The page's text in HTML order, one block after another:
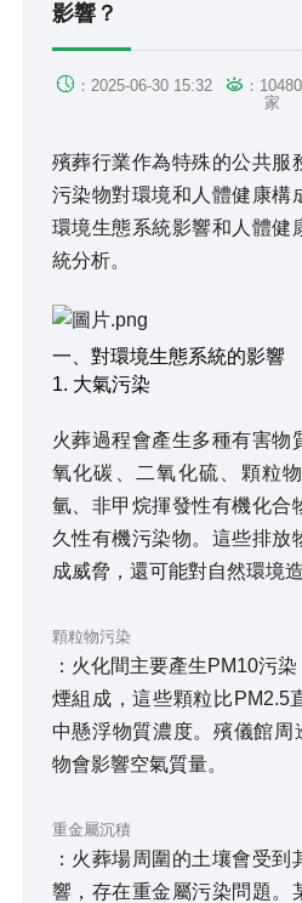
影響？
 ：2025-06-30 15:32  ：
家
殯葬行業作為特殊的公共服
污染物對環境和人體健康構
環境生態系統影響和人體健
統分析。
一、對環境生態系統的影響
1. 大氣污染
火葬過程會產生多種有害物
氧化碳、二氧化硫、顆粒
氫、非甲烷揮發性有機化合
久性有機污染物。這些排放
成威脅，還可能對自然環境
顆粒物污染
：火化間主要產生PM10污
煙組成，這些顆粒比PM2.5
中懸浮物質濃度。殯儀館周
物會影響空氣質量。
重金屬沉積
：火葬場周圍的土壤會受
響，存在重金屬污染問題。